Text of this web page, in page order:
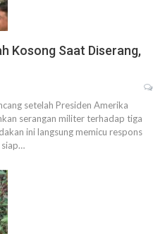
Kosong Saat Diserang,
setelah Presiden Amerika
serangan militer terhadap tiga
ini langsung memicu respons
siap…